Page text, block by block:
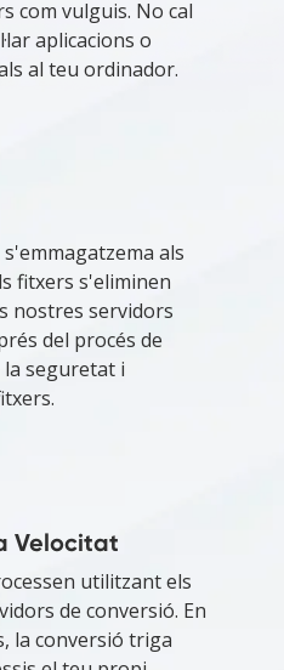
com vulguis. No cal
aplicacions o
al teu ordinador.
als
fitxers s'eliminen
nostres servidors
del procés de
seguretat i
Velocitat
utilitzant els
de conversió. En
la conversió triga